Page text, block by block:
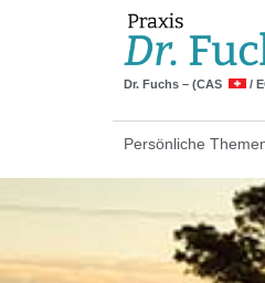
Dr. Fuchs – (CAS /
Persönliche